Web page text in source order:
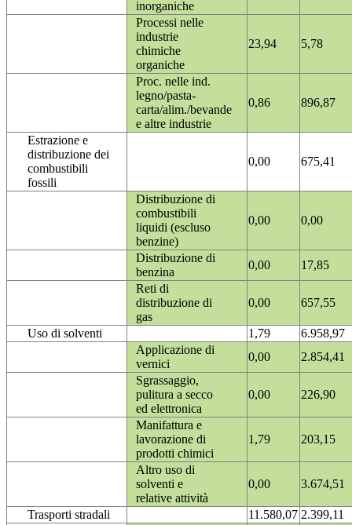
inorganiche
Processi nelle
industrie
chimiche
organiche
23,94 5,78
Proc. nelle ind.
legno/pasta-
carta/alim./bevande
e altre industrie
0,86 896,87
Estrazione e
distribuzione dei
combustibili
fossili
0,00 675,41
Distribuzione di
combustibili
liquidi (escluso
benzine)
0,00 0,00
Distribuzione di
benzina
0,00
17,85
Reti di
distribuzione di
gas
0,00 657,55
Uso di solventi 1,79
6.958,97
Applicazione di
vernici
0,00
2.854,41
Sgrassaggio,
pulitura a secco
ed elettronica
0,00 226,90
Manifattura e
lavorazione di
prodotti chimici
1,79 203,15
Altro uso di
solventi e
relative attività
0,00 3.674,51
Trasporti stradali 11.580,07 2.399,11